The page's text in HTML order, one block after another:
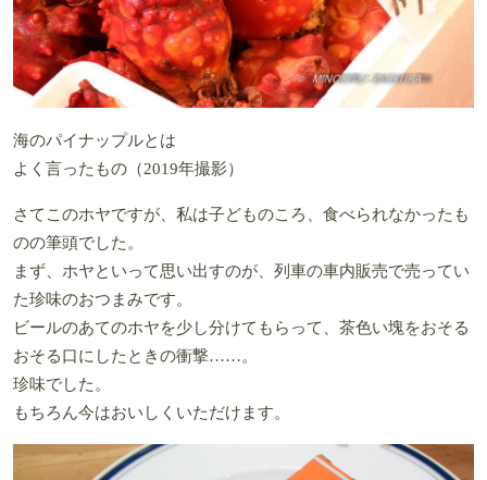
海のパイナップルとは
よく言ったもの（2019年撮影）
さてこのホヤですが、私は子どものころ、食べられなかったも
のの筆頭でした。
まず、ホヤといって思い出すのが、列車の車内販売で売ってい
た珍味のおつまみです。
ビールのあてのホヤを少し分けてもらって、茶色い塊をおそる
おそる口にしたときの衝撃……。
珍味でした。
もちろん今はおいしくいただけます。